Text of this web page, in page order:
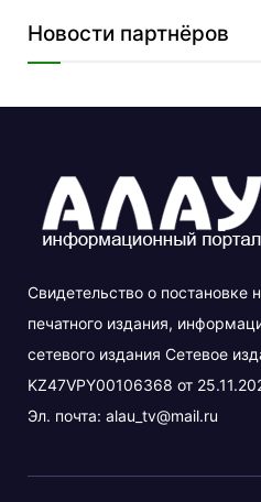
Новости партнёров
Свидетельство о постановке
печатного издания,
сетевого издания Сетевое
KZ47VPY00106368 от
Эл. почта: alau_tv@mail.ru